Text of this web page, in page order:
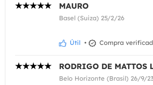
MAURO
Basel (Suiza) 25/2/26
Útil • Compra
RODRIGO DE MATTOS
Belo Horizonte (Brasil) 26/9/